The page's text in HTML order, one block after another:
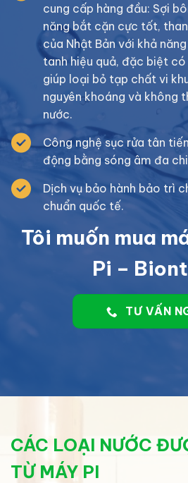
cung cấp hàng đầu: Sợi
năng bắt cặn cực tốt,
của Nhật Bản với khả
tanh hiệu quả, đặc biệt
giúp loại bỏ tạp chất vi
nguyên khoáng và không
nước.
Công nghệ sục rửa tân
động bằng sóng âm đa
Dịch vụ bảo hành bảo trì
chuẩn quốc tế.
Tôi muốn mua
Pi –
TƯ VẤN
CÁC LOẠI NƯỚC
TỪ MÁY PI